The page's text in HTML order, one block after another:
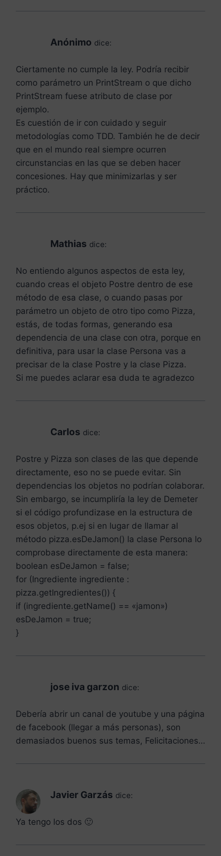
Anónimo dice:
Ciertamente no cumple la ley. Podría recibir
como parámetro un PrintStream o que dicho
PrintStream fuese atributo de clase por
ejemplo.
Es cuestión de ir con cuidado y seguir
metodologías como TDD. También he de decir
que en el mundo real siempre ocurren
circunstancias en las que se deben hacer
concesiones. Hay que minimizarlas y ser
práctico.
Mathias dice:
No entiendo algunos aspectos de esta ley,
cuando creas el objeto Postre dentro de ese
método de esa clase, o cuando pasas por
parámetro un objeto de otro tipo como Pizza,
estás, de todas formas, generando esa
dependencia de una clase con otra, porque en
definitiva, para usar la clase Persona vas a
precisar de la clase Postre y la clase Pizza.
Si me puedes aclarar esa duda te agradezco
Carlos dice:
Postre y Pizza son clases de las que depende
directamente, eso no se puede evitar. Sin
dependencias los objetos no podrían colaborar.
Sin embargo, se incumpliría la ley de Demeter
si el código profundizase en la estructura de
esos objetos, p.ej si en lugar de llamar al
método pizza.esDeJamon() la clase Persona lo
comprobase directamente de esta manera:
boolean esDeJamon = false;
for (Ingrediente ingrediente :
pizza.getIngredientes()) {
if (ingrediente.getName() == «jamon»)
esDeJamon = true;
}
jose iva garzon dice:
Debería abrir un canal de youtube y una página
de facebook (llegar a más personas), son
demasiados buenos sus temas, Felicitaciones…
Javier Garzás dice:
Ya tengo los dos 🙂